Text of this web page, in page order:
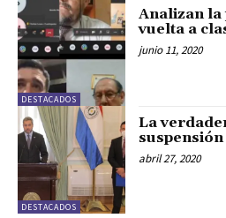
DESTACADOS
Analizan la
vuelta a
junio 11, 2020
DESTACADOS
La
abril 27, 2020